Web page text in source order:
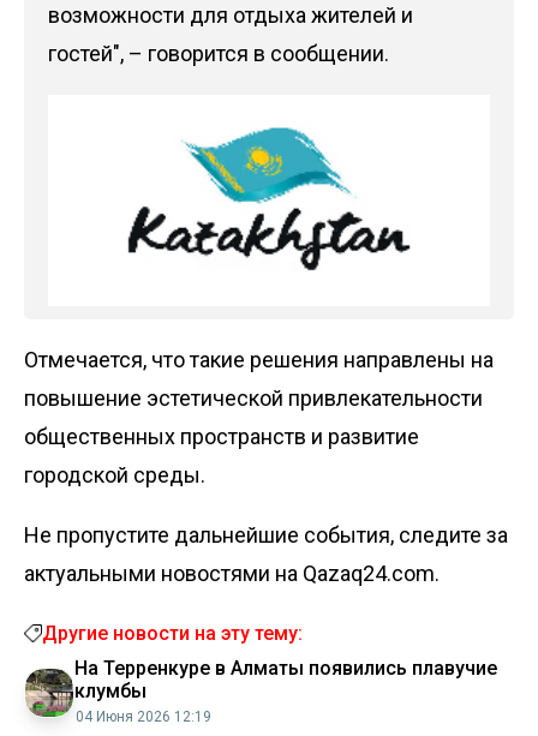
возможности для отдыха жителей и
гостей", – говорится в сообщении.
Отмечается, что такие решения направлены на
повышение эстетической привлекательности
общественных пространств и развитие
городской среды.
Не пропустите дальнейшие события, следите за
актуальными новостями на Qazaq24.com.
Другие новости на эту тему:
На Терренкуре в Алматы появились плавучие
клумбы
04 Июня 2026 12:19